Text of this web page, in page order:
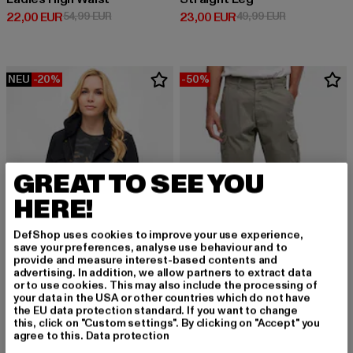
22,00 EUR
Derzeitiger Preis: 22,00 EUR
54,99 EURAktionspreis: 54,99 EUR
23,00 EUR
Derzeitiger Preis: 23,00 EUR
49,99 EURAktionspreis:
NEU -20%
BRANDIT
Ladies M65 Standard
23,99 EUR
Derzeitiger Preis: 23,99 EUR
29,99 EURAktionspreis: 29,99 EUR
-50%
URBAN CLASSICS
Straight Leg
25,00 EUR
Derzeitiger Preis: 25,00 EUR
49,99 EURAktionspreis:
GREAT TO SEE YOU
HERE!
DefShop uses cookies to improve your use experience,
save your preferences, analyse use behaviour and to
provide and measure interest-based contents and
advertising. In addition, we allow partners to extract data
or to use cookies. This may also include the processing of
your data in the USA or other countries which do not have
the EU data protection standard. If you want to change
this, click on "Custom settings". By clicking on "Accept" you
agree to this. Data protection